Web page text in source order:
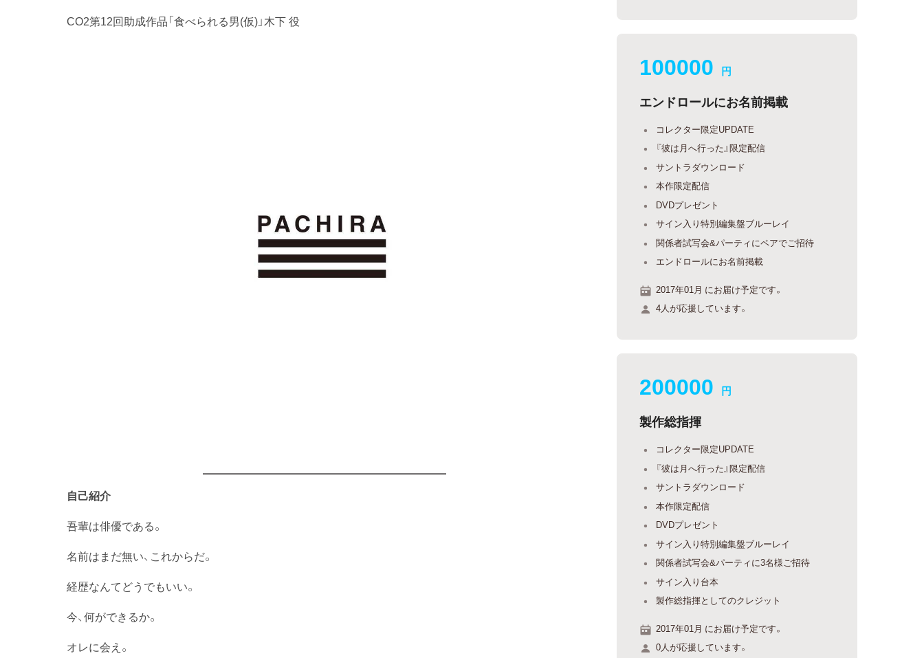
CO2第12回助成作品「食べられる男(仮)」木下 役
自己紹介
吾輩は俳優である。
名前はまだ無い、これからだ。
経歴なんてどうでもいい。
今、何ができるか。
オレに会え。
100000 円
エンドロールにお名前掲載
コレクター限定UPDATE
『彼は月へ行った』限定配信
サントラダウンロード
本作限定配信
DVDプレゼント
サイン入り特別編集盤ブルーレイ
関係者試写会&パーティにペアでご招待
エンドロールにお名前掲載
2017年01月 にお届け予定です。
4人が応援しています。
200000 円
製作総指揮
コレクター限定UPDATE
『彼は月へ行った』限定配信
サントラダウンロード
本作限定配信
DVDプレゼント
サイン入り特別編集盤ブルーレイ
関係者試写会&パーティに3名様ご招待
サイン入り台本
製作総指揮としてのクレジット
2017年01月 にお届け予定です。
0人が応援しています。